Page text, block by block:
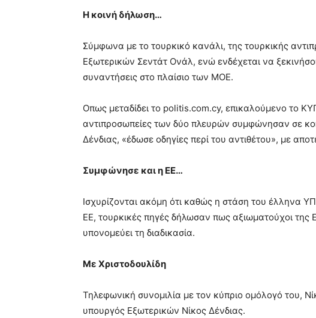
Η κοινή δήλωση…
Σύμφωνα με το τουρκικό κανάλι, της τουρκικής
Εξωτερικών Σεντάτ Ονάλ, ενώ ενδέχεται να
συναντήσεις στο πλαίσιο των ΜΟΕ.
Οπως μεταδίδει το politis.com.cy, επικαλούμενο το
αντιπροσωπείες των δύο πλευρών συμφώνησαν σε
Δένδιας, «έδωσε οδηγίες περί του αντιθέτου», με
Συμφώνησε και η ΕΕ…
Ισχυρίζονται ακόμη ότι καθώς η στάση του έλληνα
ΕΕ, τουρκικές πηγές δήλωσαν πως αξιωματούχοι
υπονομεύει τη διαδικασία.
Με Χριστοδουλίδη
Τηλεφωνική συνομιλία με τον κύπριο ομόλογό του,
υπουργός Εξωτερικών Νίκος Δένδιας.